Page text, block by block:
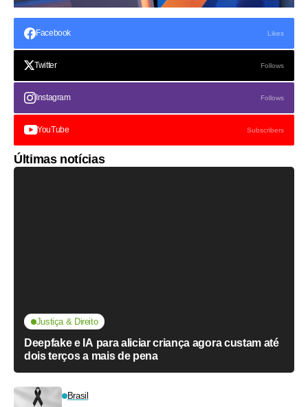
Facebook Likes
Twitter Follows
Instagram Follows
YouTube Subscribers
Últimas notícias
Justiça & Direito
Deepfake e IA para aliciar criança agora custam até
dois terços a mais de pena
Brasil